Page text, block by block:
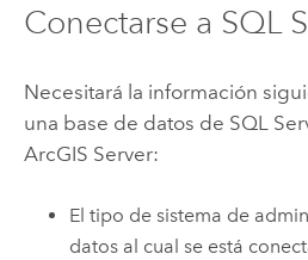
Conectarse a SQL
Necesitará la información
una base de datos de SQL
ArcGIS Server:
El tipo de sistema de
datos al cual se está